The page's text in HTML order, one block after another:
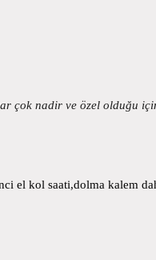
çok nadir ve özel olduğu
el kol saati,dolma kalem